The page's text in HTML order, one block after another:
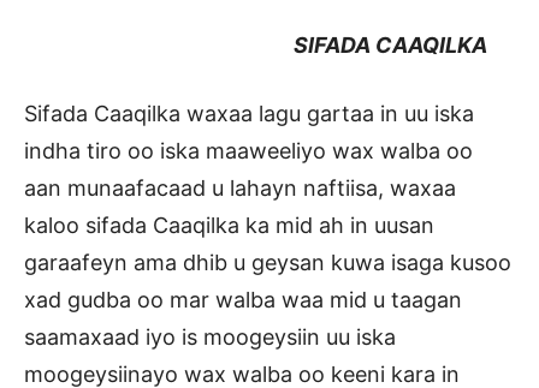
SIFADA CAAQILKA
Sifada Caaqilka waxaa lagu gartaa in uu iska
indha tiro oo iska maaweeliyo wax walba oo
aan munaafacaad u lahayn naftiisa, waxaa
kaloo sifada Caaqilka ka mid ah in uusan
garaafeyn ama dhib u geysan kuwa isaga kusoo
xad gudba oo mar walba waa mid u taagan
saamaxaad iyo is moogeysiin uu iska
moogeysiinayo wax walba oo keeni kara in